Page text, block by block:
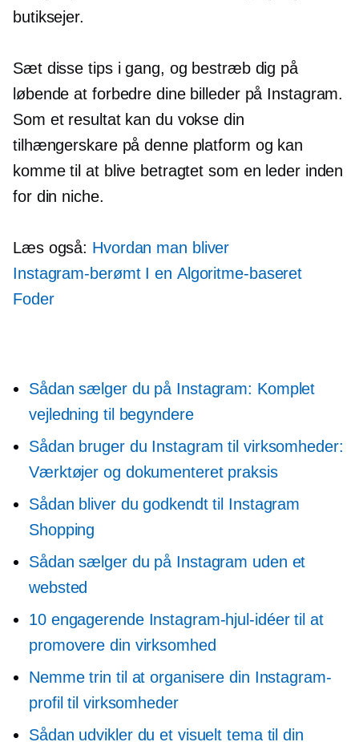
butiksejer.
Sæt disse tips i gang, og bestræb dig på
løbende at forbedre dine billeder på Instagram.
Som et resultat kan du vokse din
tilhængerskare på denne platform og kan
komme til at blive betragtet som en leder inden
for din niche.
Læs også: Hvordan man bliver
Instagram-berømtI en Algoritme-baseret
Foder
Sådan sælger du på Instagram: Komplet
vejledning til begyndere
Sådan bruger du Instagram til virksomheder:
Værktøjer og dokumenteret praksis
Sådan bliver du godkendt til Instagram
Shopping
Sådan sælger du på Instagram uden et
websted
10 engagerende Instagram-hjul-idéer til at
promovere din virksomhed
Nemme trin til at organisere din Instagram-
profil til virksomheder
Sådan udvikler du et visuelt tema til din